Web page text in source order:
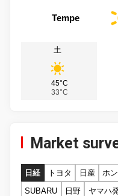
Tempe
土
45°C
33°C
Market
日経 トヨタ 日産 ホ
SUBARU
日野 ヤマハ